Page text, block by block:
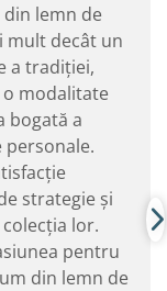
lemn de
mult decât un
a tradiției,
modalitate
bogată a
personale.
strategie și
lor.
pentru
din lemn de